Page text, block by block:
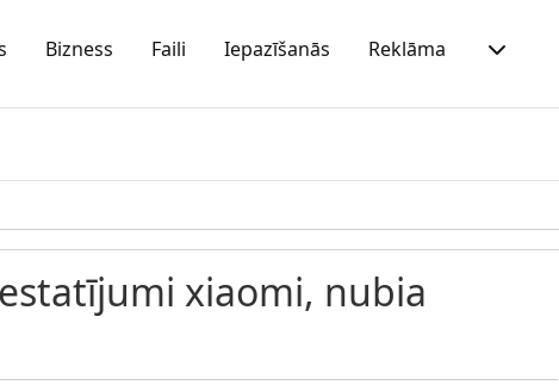
Bizness Faili Iepazīšanās Reklāma
xiaomi, nubia